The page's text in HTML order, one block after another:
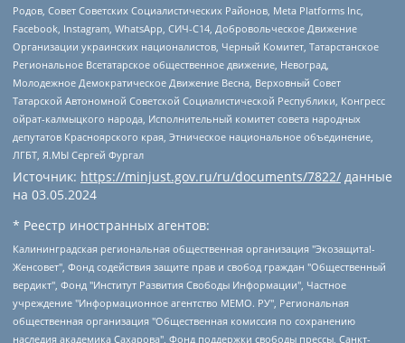
Родов, Совет Советских Социалистических Районов, Meta Platforms Inc,
Facebook, Instagram, WhatsApp, СИЧ-С14, Добровольческое Движение
Организации украинских националистов, Черный Комитет, Татарстанское
Региональное Всетатарское общественное движение, Невоград,
Молодежное Демократическое Движение Весна, Верховный Совет
Татарской Автономной Советской Социалистической Республики, Конгресс
ойрат-калмыцкого народа, Исполнительный комитет совета народных
депутатов Красноярского края, Этническое национальное объединение,
ЛГБТ, Я.МЫ Сергей Фургал
Источник: https://minjust.gov.ru/ru/documents/7822/ данные
на 03.05.2024
* Реестр иностранных агентов:
Калининградская региональная общественная организация "Экозащита!-Женсовет", Фонд содействия защите прав и свобод граждан "Общественный вердикт", Фонд "Институт Развития Свободы Информации", Частное учреждение "Информационное агентство МЕМО. РУ", Региональная общественная организация "Общественная комиссия по сохранению наследия академика Сахарова", Фонд поддержки свободы прессы, Санкт-Петербургская общественная правозащитная организация "Гражданский контроль", Межрегиональная общественная организация "Информационно-просветительский центр "Мемориал", Региональный Фонд "Центр Защиты Прав Средств Массовой Информации", с 05.12.2023 Фонд "Центр Защиты Прав Средств массовой информации", Региональная общественная благотворительная организация помощи беженцам и мигрантам "Гражданское содействие", Негосударственное образовательное учреждение дополнительного профессионального образования (повышение квалификации) специалистов "АКАДЕМИЯ ПО ПРАВАМ ЧЕЛОВЕКА", Свердловская региональная общественная организация "Сутяжник", Автономная некоммерческая организация "Центр независимых социологических исследований", Союз общественных объединений "Российский исследовательский центр по правам человека", Региональное общественное учреждение научно-информационный центр "МЕМОРИАЛ", Некоммерческая организация "Фонд защиты гласности", Автономная некоммерческая организация "Институт прав человека", Городская общественная организация "Екатеринбургское общество "МЕМОРИАЛ", Городская общественная организация "Рязанское историко-просветительское и правозащитное общество "Мемориал" (Рязанский Мемориал), Челябинский региональный орган общественной самодеятельности – женское общественное объединение "Женщины Евразии", Челябинский региональный орган общественной самодеятельности "Уральская правозащитная группа", Фонд содействия защите здоровья и социальной справедливости имени Андрея Рылькова, Автономная Некоммерческая Организация "Аналитический Центр Юрия Левады", Автономная некоммерческая организация социальной поддержки населения "Проект Апрель", Региональная общественная организация помощи женщинам и детям, находящимся в кризисной ситуации "Информационно-методический центр "Анна", Фонд содействия развитию массовых коммуникаций и правовому просвещению "Так-так-Так", Фонд содействия устойчивому развитию "Серебряная тайга", Свердловский региональный общественный фонд социальных проектов "Новое время", "Idel.Реалии", Кавказ.Реалии, Крым.Реалии, Телеканал Настоящее Время, Татаро-башкирская служба Радио Свобода (Azatliq Radiosi), Радио Свободная Европа/Радио Свобода (PCE/PC), "Сибирь.Реалии", "Фактограф", Благотворительный фонд помощи осужденным и их семьям, Автономная некоммерческая организация "Институт глобализации и социальных движений", Фонд "В защиту прав заключенных", Частное учреждение "Центр поддержки и содействия развитию средств массовой информации", Пензенский региональный общественный благотворительный фонд "Гражданский союз", "Север.Реалии", Некоммерческая организация Фонд "Правовая инициатива", Общество с ограниченной ответственностью "Радио Свободная Европа/Радио Свобода", Чешское информационное агентство "MEDIUM-ORIENT", Красноярская региональная общественная организация "Мы против СПИДа", Камалягин Денис Николаевич, Маркелов Сергей Евгеньевич, Пономарев Лев Александрович, Савицкая Людмила Алексеевна, Автономная некоммерческая организация "Центр по работе с проблемой насилия "НАСИЛИЮ.НЕТ", Межрегиональный профессиональный союз работников здравоохранения "Альянс врачей", Юридическое лицо, зарегистрированное в Латвийской Республике, SIA "Medusa Project" (регистрационный номер 40103797863, дата регистрации 10.06.2014), Некоммерческая организация "Фонд по борьбе с коррупцией", Автономная некоммерческая организация "Институт права и публичной политики", Баданин Роман Сергеевич, Гликин Максим Александрович, Железнова Мария Михайловна, Лукьянова Юлия Сергеевна, Маетная Елизавета Витальевна, Маняхин Петр Борисович, Чуракова Ольга Владимировна, Ярош Юлия Петровна, Юридическое лицо "The Insider SIA", зарегистрированное в Риге, Латвийская Республика (дата регистрации 26.06.2015), являющееся администратором доменного имени интернет-издания "The Insider SIA", https://theins.ru, Постернак Алексей Евгеньевич, Рубин Михаил Аркадьевич, Анин Роман Александрович, Юридическое лицо Istories fonds, зарегистрированное в Латвийской Республике (регистрационный номер 50008295751, дата регистрации 24.02.2020), Великовский Дмитрий Александрович, Долинина Ирина Николаевна, Мароховская Алеся Алексеевна, Шлейнов Роман Юрьевич, Шмагун Олеся Валентиновна, Общество с ограниченной ответственностью "Альтаир 2021", Общество с ограниченной ответственностью "Вега 2021", Общество с ограниченной ответственностью "Главный редактор 2021", Общество с ограниченной ответственностью "Ромашки монолит", Важенков Артем Валерьевич, Ивановская областная общественная организация "Центр гендерных исследований", Гурман Юрий Альбертович, Медиапроект "ОВД-Инфо", Егоров Владимир Владимирович, Жилинский Владимир Александрович, Общество с ограниченной ответственностью "ЗП", Иванова София Юрьевна, Карезина Инна Павловна, Кильтау Екатерина Викторовна, Петров Алексей Викторович, Пискунов Сергей Евгеньевич, Смирнов Сергей Сергеевич, Тихонов Михаил Сергеевич, Общество с ограниченной ответственностью "ЖУРНАЛИСТ-ИНОСТРАННЫЙ АГЕНТ", Арапова Галина Юрьевна, Вольтская Татьяна Анатольевна, Американская компания "Mason G.E.S. Anonymous Foundation" (США), являющаяся владельцем интернет-издания https://mnews.world/, Компания "Stichting Bellingcat", зарегистрированная в Нидерландах (дата регистрации 11.07.2018), Захаров Андрей Вячеславович, Клепиковская Екатерина Дмитриевна, Общество с ограниченной ответственностью "МЕМО", Перл Роман Александрович, Симонов Евгений Алексеевич, Соловьева Елена Анатольевна, Сотников Даниил Владимирович, Сурначева Елизавета Дмитриевна, Автономная некоммерческая организация по защите прав человека и информированию населения "Якутия – Наше Мнение", Общество с ограниченной ответственностью "Москоу диджитал медиа", с 26.01.2023 Общество с ограниченной ответственностью "Чайка Белые сады", Ветошкина Валерия Валерьевна, Заговора Максим Александрович, Межрегиональное общественное движение "Российская ЛГБТ - сеть", Оленичев Максим Владимирович, Павлов Иван Юрьевич, Скворцова Елена Сергеевна, Общество с ограниченной ответственностью "Как бы инагент", Кочетков Игорь Викторович, Общество с ограниченной ответственностью "Честные выборы", Еланчик Олег Александрович, Общество с ограниченной ответственностью "Нобелевский призыв", Гималова Регина Эмилевна, Григорьев Андрей Валерьевич, Григорьева Алина Александровна, Ассоциация по содействию защите прав призывников, альтернативнослужащих и военнослужащих "Правозащитная группа "Гражданин.Армия.Право", Хисамова Регина Фаритовна, Автономная некоммерческая организация по реализации социально-правовых программ "Лилит", Дальневосточное общественное движение "Маяк", Санкт-Петербургская ЛГБТ-инициативная группа "Выход", Инициативная группа ЛГБТ+ "Реверс", Алексеев Андрей Викторович, Бекбулатова Таисия Львовна, Беляев Иван Михайлович, Владыкина Елена Сергеевна, Гельман Марат Александрович, Никульшина Вероника Юрьевна, Толоконникова Надежда Андреевна, Шендерович Виктор Анатольевич, Общество с ограниченной ответственностью "Данное сообщение", Общество с ограниченной ответственностью Издательский дом "Новая глава", Айнбиндер Александра Александровна, Московский комьюнити-центр для ЛГБТ+инициатив, Благотворительный фонд развития филантропии, Deutsche Welle (Германия, Kurt-Schumacher-Strasse 3, 53113 Bonn), Борзунова Мария Михайловна, Воробьев Виктор Викторович, Голубева Анна Львовна, Константинова Алла Михайловна, Малкова Ирина Владимировна, Мурадов Мурад Абдулгалимович, Осетинская Елизавета Николаевна, Понасенков Евгений Николаевич, Ганапольский Матвей Юрьевич, Киселев Евгений Алексеевич, Борухович Ирина Григорьевна, Дремин Иван Тимофеевич, Дубровский Дмитрий Викторович, Красноярская региональная общественная организация поддержки и развития альтернативных образовательных технологий и межкультурных коммуникаций "ИНТЕРРА", Маяковская Екатерина Алексеевна, Фейгин Марк Захарович, Филимонов Андрей Викторович, Дзугкоева Регина Николаевна, Доброхотов Роман Александрович, Дудь Юрий Александрович, Елкин Сергей Владимирович, Кругликов Кирилл Игоревич, Сабунаева Мария Леонидовна, Семенов Алексей Владимирович, Шаинян Карен Багратович, Шульман Екатерина Михайловна, Асафьев Артур Валерьевич, Вахштайн Виктор Семенович, Венедиктов Алексей Алексеевич, Лушникова Екатерина Евгеньевна, Волков Леонид Михайлович, Невзоров Александр Глебович, Пархоменко Сергей Борисович, Сироткин Ярослав Николаевич, Кара-Мурза Владимир Владимирович, Баранова Наталья Владимировна, Гозман Леонид Яковлевич, Кагарлицкий Борис Юльевич, Климарев Михаил Валерьевич, Милов Владимир Станиславович, Автономная некоммерческая организация Краснодарский центр современного искусства "Типография", Моргенштерн Алишер Тагирович, Соболь Любовь Эдуардовна, Общество с ограниченной ответственностью "ЛИЗА НОРМ", Каспаров Гарри Кимович, Ходорковский Михаил Борисович, Общество с ограниченной ответственностью "Апрельские тезисы", Данилович Ирина Брониславовна, Кашин Олег Владимирович, Петров Николай Владимирович, Пивоваров Алексей Владимирович, Соколов Михаил Владимирович, Цветкова Юлия Владимировна, Чичваркин Евгений Александрович, Комитет против пыток/Команда против пыток, Общество с ограниченной ответственностью "Первый научный", Общество с ограниченной ответственностью "Вертолет и ко", Белоцерковская Вероника Борисовна, Кац Максим Евгеньевич, Лазарева Татьяна Юрьевна, Шаведдинов Руслан Табризович, Яшин Илья Валерьевич, Общество с ограниченной ответственностью "Иноагент ААВ", Алешковский Дмитрий Петрович, Альбац Евгения Марковна, Быков Дмитрий Львович, Галямина Юлия Евгеньевна, Лойко Сергей Леонидович, Мартынов Кирилл Константинович, Медведев Сергей Александрович, Крашенинников Федор Геннадиевич, Гордеева Катерина Вл